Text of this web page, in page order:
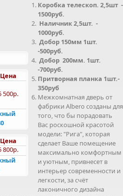
Цена
500р.
Цена
800р.
Коробка телескоп. 2,5шт -
1500руб.
Наличник 2,5шт. -
1000руб.
Добор 150мм 1шт.
-500руб.
Добор 200мм. 1шт.
-700руб.
Притворная планка 1шт.-
350руб
Межкомнатная дверь от
фабрики Albero созданы для
того, что бы порадовать
Вас роскошной красотой
модели: "Рига", которая
сделает Ваше помещение
максимально комфортным
и уютным, привнесет в
интерьер современности и
легкости, за счёт
лаконичного дизайна